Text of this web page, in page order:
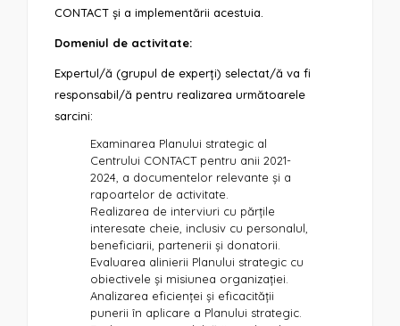
CONTACT și a implementării acestuia.
Domeniul de activitate:
Expertul/ă (grupul de experți) selectat/ă va fi
responsabil/ă pentru realizarea următoarele
sarcini:
Examinarea Planului strategic al
Centrului CONTACT pentru anii 2021-
2024, a documentelor relevante și a
rapoartelor de activitate.
Realizarea de interviuri cu părțile
interesate cheie, inclusiv cu personalul,
beneficiarii, partenerii și donatorii.
Evaluarea alinierii Planului strategic cu
obiectivele și misiunea organizației.
Analizarea eficienței și eficacității
punerii în aplicare a Planului strategic.